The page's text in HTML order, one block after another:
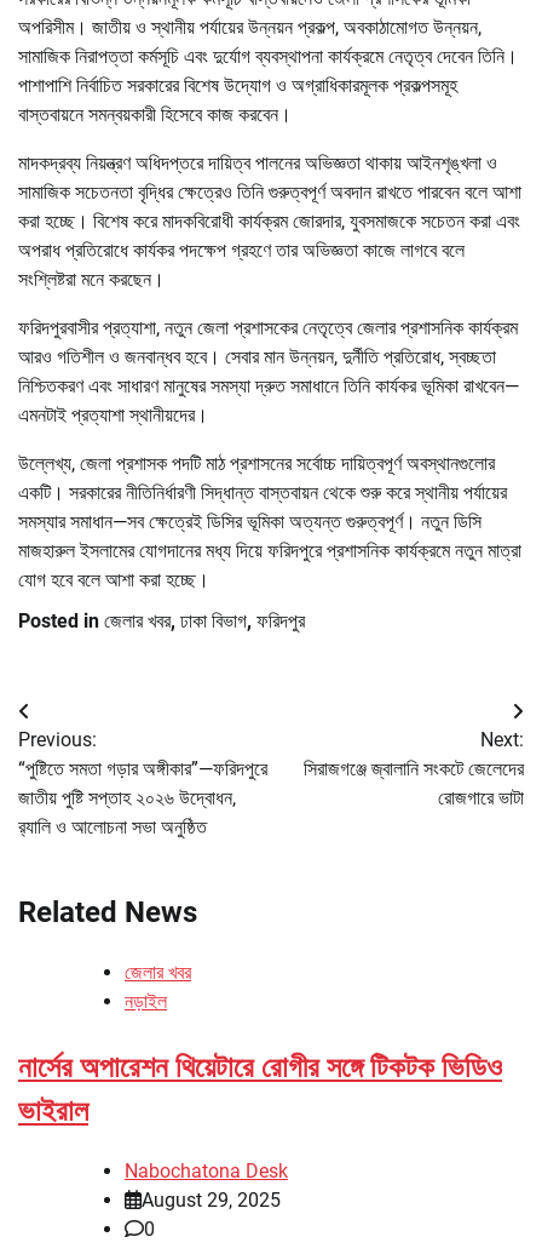
অপরিসীম। জাতীয় ও স্থানীয় পর্যায়ের উন্নয়ন প্রকল্প, অবকাঠামোগত উন্নয়ন,
সামাজিক নিরাপত্তা কর্মসূচি এবং দুর্যোগ ব্যবস্থাপনা কার্যক্রমে নেতৃত্ব দেবেন তিনি।
পাশাপাশি নির্বাচিত সরকারের বিশেষ উদ্যোগ ও অগ্রাধিকারমূলক প্রকল্পসমূহ
বাস্তবায়নে সমন্বয়কারী হিসেবে কাজ করবেন।
মাদকদ্রব্য নিয়ন্ত্রণ অধিদপ্তরে দায়িত্ব পালনের অভিজ্ঞতা থাকায় আইনশৃঙ্খলা ও
সামাজিক সচেতনতা বৃদ্ধির ক্ষেত্রেও তিনি গুরুত্বপূর্ণ অবদান রাখতে পারবেন বলে আশা
করা হচ্ছে। বিশেষ করে মাদকবিরোধী কার্যক্রম জোরদার, যুবসমাজকে সচেতন করা এবং
অপরাধ প্রতিরোধে কার্যকর পদক্ষেপ গ্রহণে তার অভিজ্ঞতা কাজে লাগবে বলে
সংশ্লিষ্টরা মনে করছেন।
ফরিদপুরবাসীর প্রত্যাশা, নতুন জেলা প্রশাসকের নেতৃত্বে জেলার প্রশাসনিক কার্যক্রম
আরও গতিশীল ও জনবান্ধব হবে। সেবার মান উন্নয়ন, দুর্নীতি প্রতিরোধ, স্বচ্ছতা
নিশ্চিতকরণ এবং সাধারণ মানুষের সমস্যা দ্রুত সমাধানে তিনি কার্যকর ভূমিকা রাখবেন—
এমনটাই প্রত্যাশা স্থানীয়দের।
উল্লেখ্য, জেলা প্রশাসক পদটি মাঠ প্রশাসনের সর্বোচ্চ দায়িত্বপূর্ণ অবস্থানগুলোর
একটি। সরকারের নীতিনির্ধারণী সিদ্ধান্ত বাস্তবায়ন থেকে শুরু করে স্থানীয় পর্যায়ের
সমস্যার সমাধান—সব ক্ষেত্রেই ডিসির ভূমিকা অত্যন্ত গুরুত্বপূর্ণ। নতুন ডিসি
মাজহারুল ইসলামের যোগদানের মধ্য দিয়ে ফরিদপুরে প্রশাসনিক কার্যক্রমে নতুন মাত্রা
যোগ হবে বলে আশা করা হচ্ছে।
Posted in জেলার খবর, ঢাকা বিভাগ, ফরিদপুর
Post
navigation
Previous:
“পুষ্টিতে সমতা গড়ার অঙ্গীকার”—ফরিদপুরে
জাতীয় পুষ্টি সপ্তাহ ২০২৬ উদ্বোধন,
র‌্যালি ও আলোচনা সভা অনুষ্ঠিত
Next:
সিরাজগঞ্জে জ্বালানি সংকটে জেলেদের
রোজগারে ভাটা
Related News
জেলার খবর
নড়াইল
নার্সের অপারেশন থিয়েটারে রোগীর সঙ্গে টিকটক ভিডিও
ভাইরাল
Nabochatona Desk
August 29, 2025
0